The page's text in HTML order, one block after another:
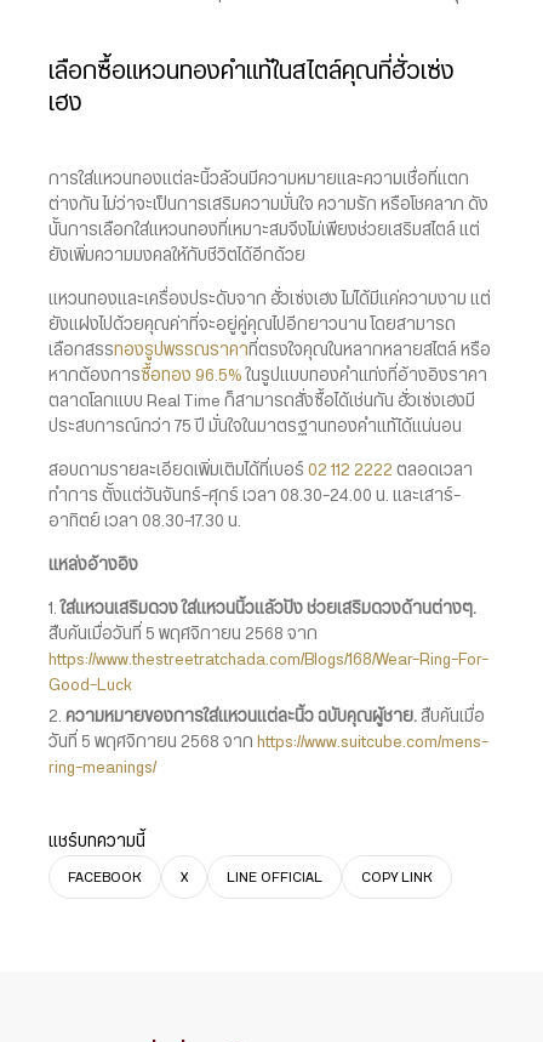
เลือกซื้อแหวนทองคำแท้ในสไตล์คุณที่ฮั่วเซ่ง
เฮง
การใส่แหวนทองแต่ละนิ้วล้วนมีความหมายและความเชื่อที่แตก
ต่างกัน ไม่ว่าจะเป็นการเสริมความมั่นใจ ความรัก หรือโชคลาภ ดัง
นั้นการเลือกใส่แหวนทองที่เหมาะสมจึงไม่เพียงช่วยเสริมสไตล์ แต่
ยังเพิ่มความมงคลให้กับชีวิตได้อีกด้วย
แหวนทองและเครื่องประดับจาก ฮั่วเซ่งเฮง ไม่ได้มีแค่ความงาม แต่
ยังแฝงไปด้วยคุณค่าที่จะอยู่คู่คุณไปอีกยาวนาน โดยสามารถ
เลือกสรรทองรูปพรรณราคาที่ตรงใจคุณในหลากหลายสไตล์ หรือ
หากต้องการซื้อทอง 96.5% ในรูปแบบทองคำแท่งที่อ้างอิงราคา
ตลาดโลกแบบ Real Time ก็สามารถสั่งซื้อได้เช่นกัน ฮั่วเซ่งเฮงมี
ประสบการณ์กว่า 75 ปี มั่นใจในมาตรฐานทองคำแท้ได้แน่นอน
สอบถามรายละเอียดเพิ่มเติมได้ที่เบอร์ 02 112 2222 ตลอดเวลา
ทำการ ตั้งแต่วันจันทร์-ศุกร์ เวลา 08.30-24.00 น. และเสาร์-
อาทิตย์ เวลา 08.30-17.30 น.
แหล่งอ้างอิง
ใส่แหวนเสริมดวง ใส่แหวนนิ้วแล้วปัง ช่วยเสริมดวงด้านต่างๆ.
สืบค้นเมื่อวันที่ 5 พฤศจิกายน 2568 จาก
https://www.thestreetratchada.com/Blogs/168/Wear-Ring-For-
Good-Luck
ความหมายของการใส่แหวนแต่ละนิ้ว ฉบับคุณผู้ชาย. สืบค้นเมื่อ
วันที่ 5 พฤศจิกายน 2568 จาก https://www.suitcube.com/mens-
ring-meanings/
แชร์บทความนี้
FACEBOOK X LINE OFFICIAL COPY LINK